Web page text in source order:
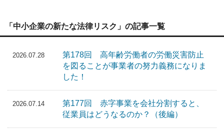
「中小企業の新たな法律リスク」の記事一覧
2026.07.28
第178回 高年齢労働者の労働災害防止
を図ることが事業者の努力義務になりま
した！
2026.07.14
第177回 赤字事業を会社分割すると、
従業員はどうなるのか？（後編）